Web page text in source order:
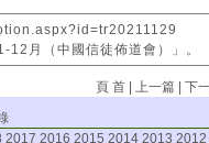
月（中國信徒佈道會）」。
頁 首 |上一篇 |下
2017 2016 2015 2014 2013 2012